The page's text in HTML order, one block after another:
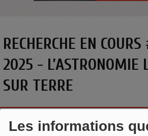
Les informations
RECHERCHE EN
2025 - L’ASTRONOMIE
SUR TERRE